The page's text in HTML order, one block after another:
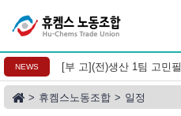
NEWS [부 고](전)생산 1팀 고민
> 휴켐스노동조합 > 일정